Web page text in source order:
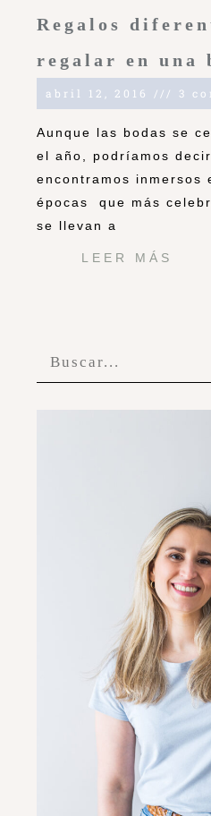
Regalos
regalar en una
abril 12, 2016 3
Aunque las bodas se
el año, podríamos
encontramos inmersos
épocas que más
se llevan a
LEER MÁS